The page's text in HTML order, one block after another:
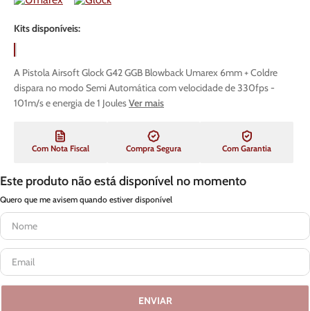
Kits disponíveis:
A Pistola Airsoft Glock G42 GGB Blowback Umarex 6mm + Coldre
dispara no modo Semi Automática com velocidade de 330fps -
101m/s e energia de 1 JoulesVer mais
Com Nota Fiscal Compra Segura Com Garantia
Este produto não está disponível no momento
Quero que me avisem quando estiver disponível
ENVIAR